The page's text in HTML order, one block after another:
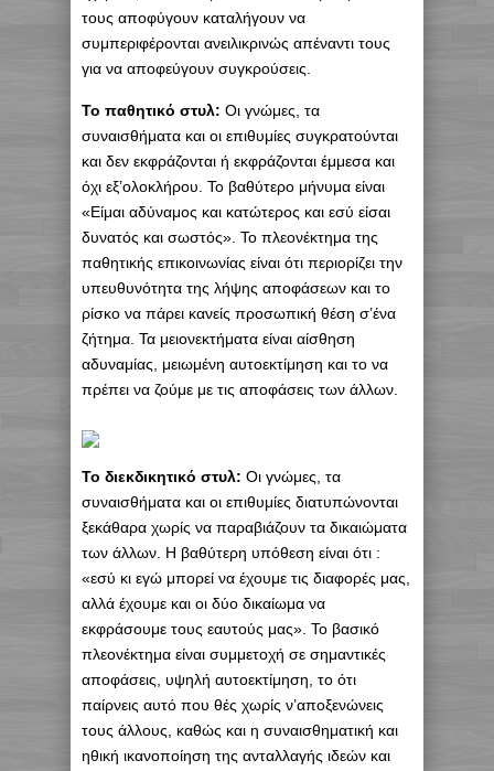
τους αποφύγουν καταλήγουν να
συμπεριφέρονται ανειλικρινώς απέναντι τους
για να αποφεύγουν συγκρούσεις.
Το παθητικό στυλ: Οι γνώμες, τα
συναισθήματα και οι επιθυμίες συγκρατούνται
και δεν εκφράζονται ή εκφράζονται έμμεσα και
όχι εξ’ολοκλήρου. Το βαθύτερο μήνυμα είναι
«Είμαι αδύναμος και κατώτερος και εσύ είσαι
δυνατός και σωστός». Το πλεονέκτημα της
παθητικής επικοινωνίας είναι ότι περιορίζει την
υπευθυνότητα της λήψης αποφάσεων και το
ρίσκο να πάρει κανείς προσωπική θέση σ’ένα
ζήτημα. Τα μειονεκτήματα είναι αίσθηση
αδυναμίας, μειωμένη αυτοεκτίμηση και το να
πρέπει να ζούμε με τις αποφάσεις των άλλων.
Το διεκδικητικό στυλ: Οι γνώμες, τα
συναισθήματα και οι επιθυμίες διατυπώνονται
ξεκάθαρα χωρίς να παραβιάζουν τα δικαιώματα
των άλλων. Η βαθύτερη υπόθεση είναι ότι :
«εσύ κι εγώ μπορεί να έχουμε τις διαφορές μας,
αλλά έχουμε και οι δύο δικαίωμα να
εκφράσουμε τους εαυτούς μας». Το βασικό
πλεονέκτημα είναι συμμετοχή σε σημαντικές
αποφάσεις, υψηλή αυτοεκτίμηση, το ότι
παίρνεις αυτό που θές χωρίς ν’αποξενώνεις
τους άλλους, καθώς και η συναισθηματική και
ηθική ικανοποίηση της ανταλλαγής ιδεών και